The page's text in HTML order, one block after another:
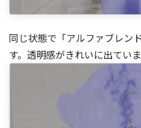
同じ状態で「アルファブレン
す。透明感がきれいに出ていま